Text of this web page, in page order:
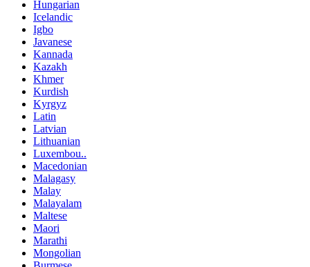
Hungarian
Icelandic
Igbo
Javanese
Kannada
Kazakh
Khmer
Kurdish
Kyrgyz
Latin
Latvian
Lithuanian
Luxembou..
Macedonian
Malagasy
Malay
Malayalam
Maltese
Maori
Marathi
Mongolian